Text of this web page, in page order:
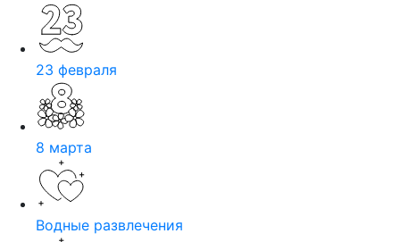
23 февраля
8 марта
Водные развлечения